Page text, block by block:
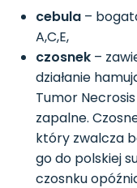
cebula –
A,C,E,
czosnek –
działanie
Tumor
zapalne.
który zwalcza
go do polskiej
czosnku